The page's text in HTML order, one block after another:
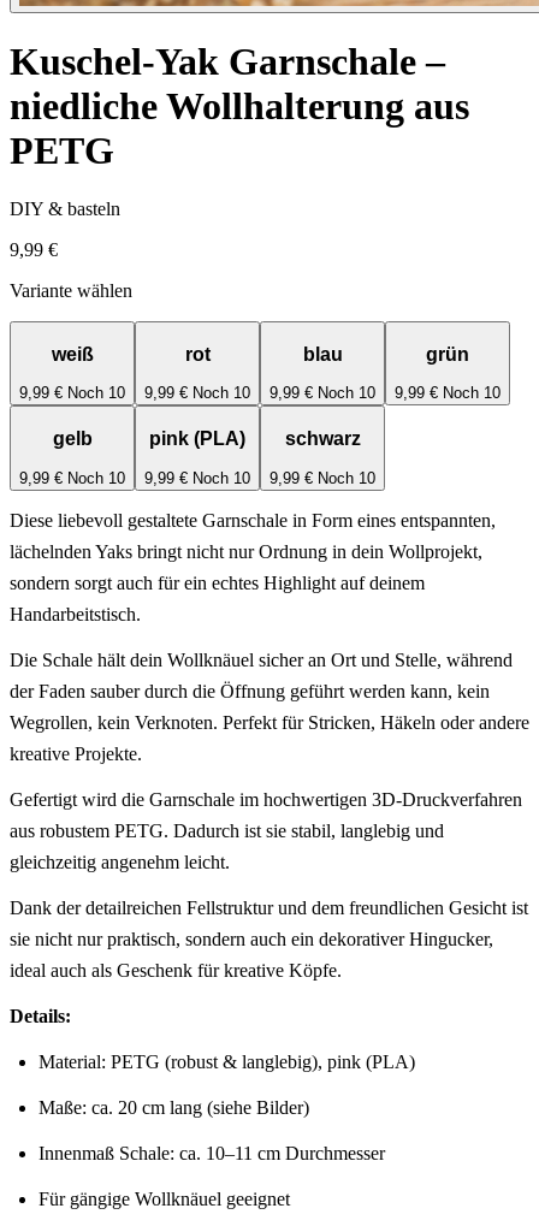
Kuschel-Yak Garnschale –
niedliche Wollhalterung aus
PETG
DIY & basteln
9,99 €
Variante wählen
weiß
9,99 € Noch 10
rot
9,99 € Noch 10
blau
9,99 € Noch 10
grün
9,99 € Noch 10
gelb
9,99 € Noch 10
pink (PLA)
9,99 € Noch 10
schwarz
9,99 € Noch 10
Diese liebevoll gestaltete Garnschale in Form eines entspannten,
lächelnden Yaks bringt nicht nur Ordnung in dein Wollprojekt,
sondern sorgt auch für ein echtes Highlight auf deinem
Handarbeitstisch.
Die Schale hält dein Wollknäuel sicher an Ort und Stelle, während
der Faden sauber durch die Öffnung geführt werden kann, kein
Wegrollen, kein Verknoten. Perfekt für Stricken, Häkeln oder andere
kreative Projekte.
Gefertigt wird die Garnschale im hochwertigen 3D-Druckverfahren
aus robustem PETG. Dadurch ist sie stabil, langlebig und
gleichzeitig angenehm leicht.
Dank der detailreichen Fellstruktur und dem freundlichen Gesicht ist
sie nicht nur praktisch, sondern auch ein dekorativer Hingucker,
ideal auch als Geschenk für kreative Köpfe.
Details:
Material: PETG (robust & langlebig), pink (PLA)
Maße: ca. 20 cm lang (siehe Bilder)
Innenmaß Schale: ca. 10–11 cm Durchmesser
Für gängige Wollknäuel geeignet